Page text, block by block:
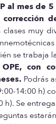
al mes de
clases muy
se trabaja
OPE, con
Podrás
14:00 h)
h). Se